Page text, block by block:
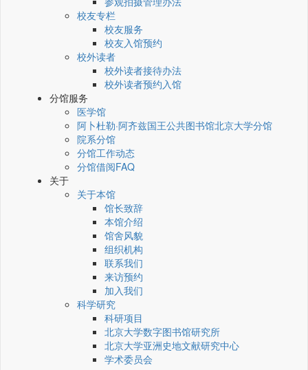
校友专栏
校友服务
校友入馆预约
校外读者
校外读者接待办法
校外读者预约入馆
分馆服务
医学馆
阿卜杜勒·阿齐兹国王公共图书馆北京大学分馆
院系分馆
分馆工作动态
分馆借阅FAQ
关于
关于本馆
馆长致辞
本馆介绍
馆舍风貌
组织机构
联系我们
来访预约
加入我们
科学研究
科研项目
北京大学数字图书馆研究所
北京大学亚洲史地文献研究中心
学术委员会